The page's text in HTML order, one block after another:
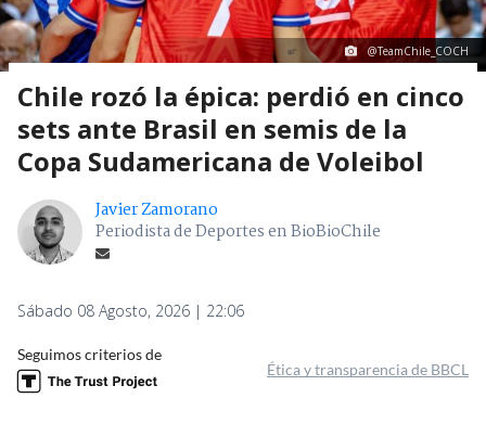
@TeamChile_COCH
Chile rozó la épica: perdió en cinco
sets ante Brasil en semis de la
Copa Sudamericana de Voleibol
Javier Zamorano
Periodista de Deportes en BioBioChile
Sábado 08 Agosto, 2026 | 22:06
Seguimos criterios de
Ética y transparencia de BBCL